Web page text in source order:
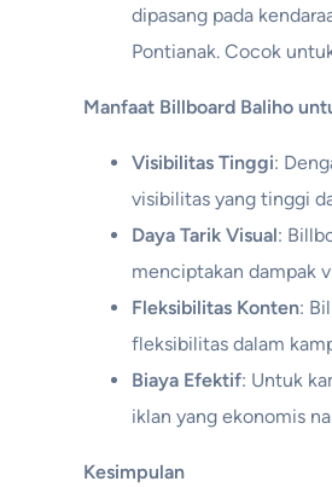
dipasang pada
Pontianak. Cocok
Manfaat Billboard Baliho
Visibilitas Tinggi:
visibilitas yang tinggi
Daya Tarik Visual:
menciptakan dampak
Fleksibilitas Konten:
fleksibilitas dalam
Biaya Efektif: Untuk
iklan yang ekonomis
Kesimpulan